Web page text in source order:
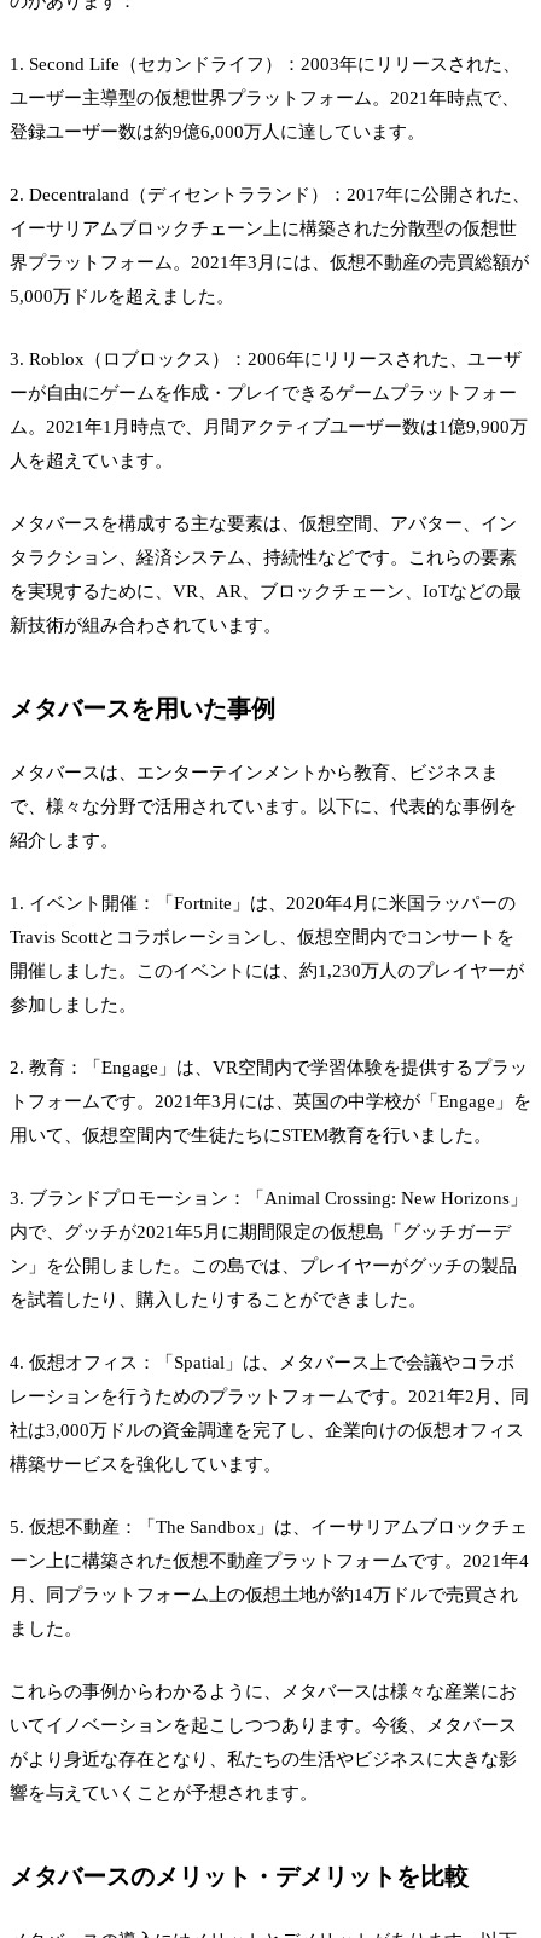
1. Second Life（セカンドライフ）：2003年にリリースされた、
ユーザー主導型の仮想世界プラットフォーム。2021年時点で、
登録ユーザー数は約9億6,000万人に達しています。
2. Decentraland（ディセントラランド）：2017年に公開された、
イーサリアムブロックチェーン上に構築された分散型の仮想世
界プラットフォーム。2021年3月には、仮想不動産の売買総額が
5,000万ドルを超えました。
3. Roblox（ロブロックス）：2006年にリリースされた、ユーザ
ーが自由にゲームを作成・プレイできるゲームプラットフォー
ム。2021年1月時点で、月間アクティブユーザー数は1億9,900万
人を超えています。
メタバースを構成する主な要素は、仮想空間、アバター、イン
タラクション、経済システム、持続性などです。これらの要素
を実現するために、VR、AR、ブロックチェーン、IoTなどの最
新技術が組み合わされています。
メタバースを用いた事例
メタバースは、エンターテインメントから教育、ビジネスま
で、様々な分野で活用されています。以下に、代表的な事例を
紹介します。
1. イベント開催：「Fortnite」は、2020年4月に米国ラッパーの
Travis Scottとコラボレーションし、仮想空間内でコンサートを
開催しました。このイベントには、約1,230万人のプレイヤーが
参加しました。
2. 教育：「Engage」は、VR空間内で学習体験を提供するプラッ
トフォームです。2021年3月には、英国の中学校が「Engage」を
用いて、仮想空間内で生徒たちにSTEM教育を行いました。
3. ブランドプロモーション：「Animal Crossing: New Horizons」
内で、グッチが2021年5月に期間限定の仮想島「グッチガーデ
ン」を公開しました。この島では、プレイヤーがグッチの製品
を試着したり、購入したりすることができました。
4. 仮想オフィス：「Spatial」は、メタバース上で会議やコラボ
レーションを行うためのプラットフォームです。2021年2月、同
社は3,000万ドルの資金調達を完了し、企業向けの仮想オフィス
構築サービスを強化しています。
5. 仮想不動産：「The Sandbox」は、イーサリアムブロックチェ
ーン上に構築された仮想不動産プラットフォームです。2021年4
月、同プラットフォーム上の仮想土地が約14万ドルで売買され
ました。
これらの事例からわかるように、メタバースは様々な産業にお
いてイノベーションを起こしつつあります。今後、メタバース
がより身近な存在となり、私たちの生活やビジネスに大きな影
響を与えていくことが予想されます。
メタバースのメリット・デメリットを比較